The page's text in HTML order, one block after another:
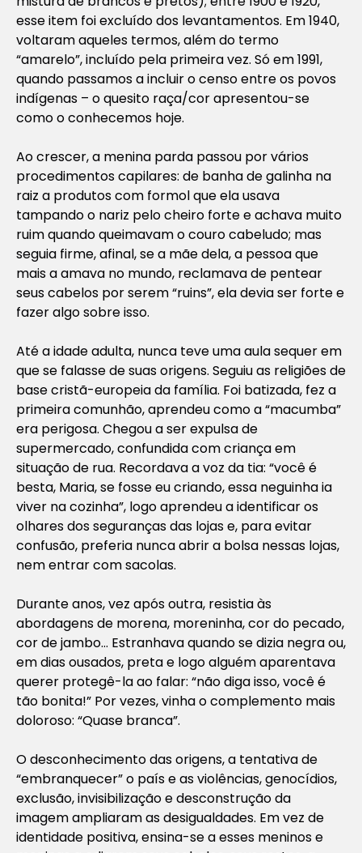
esse item foi excluído dos levantamentos. Em 1940,
voltaram aqueles termos, além do termo
“amarelo”, incluído pela primeira vez. Só em 1991,
quando passamos a incluir o censo entre os povos
indígenas – o quesito raça/cor apresentou-se
como o conhecemos hoje.
Ao crescer, a menina parda passou por vários
procedimentos capilares: de banha de galinha na
raiz a produtos com formol que ela usava
tampando o nariz pelo cheiro forte e achava muito
ruim quando queimavam o couro cabeludo; mas
seguia firme, afinal, se a mãe dela, a pessoa que
mais a amava no mundo, reclamava de pentear
seus cabelos por serem “ruins”, ela devia ser forte e
fazer algo sobre isso.
Até a idade adulta, nunca teve uma aula sequer em
que se falasse de suas origens. Seguiu as religiões de
base cristã-europeia da família. Foi batizada, fez a
primeira comunhão, aprendeu como a “macumba”
era perigosa. Chegou a ser expulsa de
supermercado, confundida com criança em
situação de rua. Recordava a voz da tia: “você é
besta, Maria, se fosse eu criando, essa neguinha ia
viver na cozinha”, logo aprendeu a identificar os
olhares dos seguranças das lojas e, para evitar
confusão, preferia nunca abrir a bolsa nessas lojas,
nem entrar com sacolas.
Durante anos, vez após outra, resistia às
abordagens de morena, moreninha, cor do pecado,
cor de jambo… Estranhava quando se dizia negra ou,
em dias ousados, preta e logo alguém aparentava
querer protegê-la ao falar: “não diga isso, você é
tão bonita!” Por vezes, vinha o complemento mais
doloroso: “Quase branca”.
O desconhecimento das origens, a tentativa de
“embranquecer” o país e as violências, genocídios,
exclusão, invisibilização e desconstrução da
imagem ampliaram as desigualdades. Em vez de
identidade positiva, ensina-se a esses meninos e